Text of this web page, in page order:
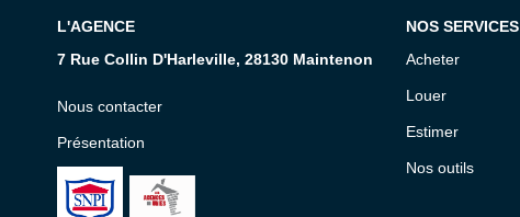
L'AGENCE
7 Rue Collin D'Harleville, 28130 Maintenon
Nous contacter
Présentation
NOS SERVICES
Acheter
Louer
Estimer
Nos outils